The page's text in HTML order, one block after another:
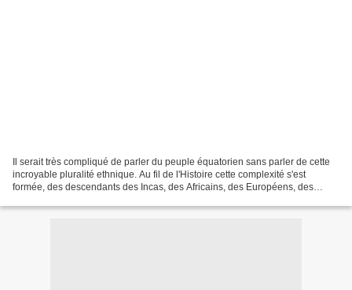
Il serait très compliqué de parler du peuple équatorien sans parler de cette
incroyable pluralité ethnique. Au fil de l'Histoire cette complexité s'est
formée, des descendants des Incas, des Africains, des Européens, des